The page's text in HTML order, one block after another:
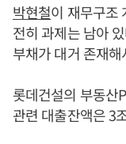
박현철이 재무구조
전히 과제는 남아
부채가 대거 존재해
롯데건설의 부동산
관련 대출잔액은 3